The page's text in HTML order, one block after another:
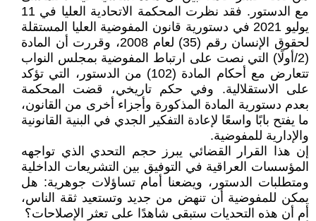
مع الدستور. فقد نظرت المحكمة الاتحادية العليا في 11
يوليو 2021 في دستورية قانون المفوضية العليا المستقلة
لحقوق الإنسان رقم (35) لعام 2008، وقررت أن المادة
(2/أولًا) التي نصت على ارتباط المفوضية بمجلس النواب
تتعارض مع أحكام المادة (102) من الدستور، التي تؤكد
على الاستقلالية. وفي حكم تاريخي، قضت المحكمة
بعدم دستورية المادة المذكورة وأجزاء أخرى من القانون،
ما يفتح بابًا واسعًا لإعادة التفكير الجدي في البنية القانونية
والإدارية للمفوضية.
إن هذا القرار القضائي يبرز حجم التحدي الذي تواجهه
المؤسسات العراقية في التوفيق بين التشريعات الداخلية
ومتطلبات الدستور، ويضعنا أمام تساؤلات جوهرية: هل
يمكن للمفوضية أن تنهض من جديد وتستعيد ثقة الناس،
أم أن هذه التحديات ستبقى شاهدًا على تعثر الإصلاحات؟